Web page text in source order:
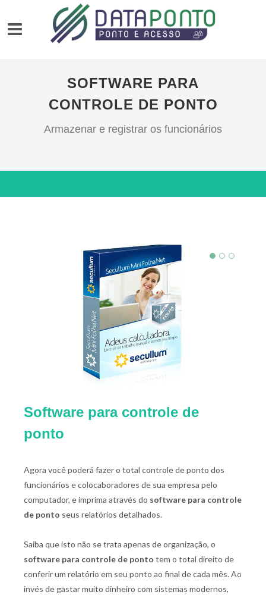
SOFTWARE PARA
CONTROLE DE PONTO
Armazenar e registrar os funcionários
Software para controle de
ponto
Agora você poderá fazer o total controle de ponto dos
funcionários e colocaboradores de sua empresa pelo
computador, e imprima através do software para controle
de ponto seus relatórios detalhados.
Saiba que isto não se trata apenas de organização, o
software para controle de ponto tem o total direito de
conferir um relatório em seu ponto ao final de cada mês. Ao
invés de gastar muito dinheiro com sistemas modernos,